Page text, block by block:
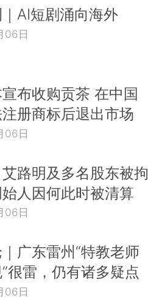
AI短剧涌向海外
06日
布收购贡茶 在中国
册商标后退出市场
06日
艾路明及多名股东被拘
人因何此时被清算
06日
广东雷州“特教老师
很雷，仍有诸多疑点
06日